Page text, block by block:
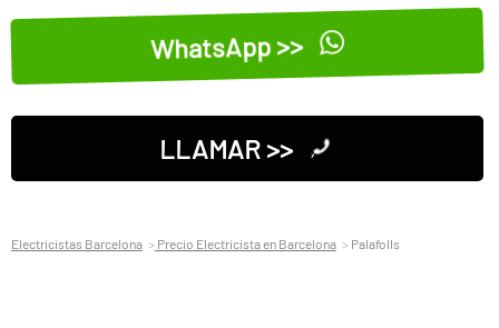
WhatsApp >>
LLAMAR >>
Electricistas Barcelona Precio Electricista en Barcelona Palafolls